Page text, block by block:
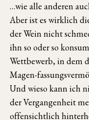
…wie alle anderen
Aber ist es wirklich
der Wein nicht
ihn so oder so
Wettbewerb, in dem
Magen-
Und wieso kann ich
der Vergangenheit
offensichtlich